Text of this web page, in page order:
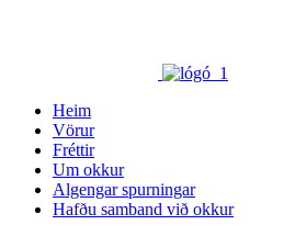
Heim
Vörur
Fréttir
Um okkur
Algengar spurningar
Hafðu samband við okkur